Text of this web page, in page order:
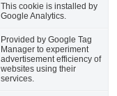
This cookie is installed by
Google Analytics.
Provided by Google Tag
Manager to experiment
advertisement efficiency of
websites using their
services.